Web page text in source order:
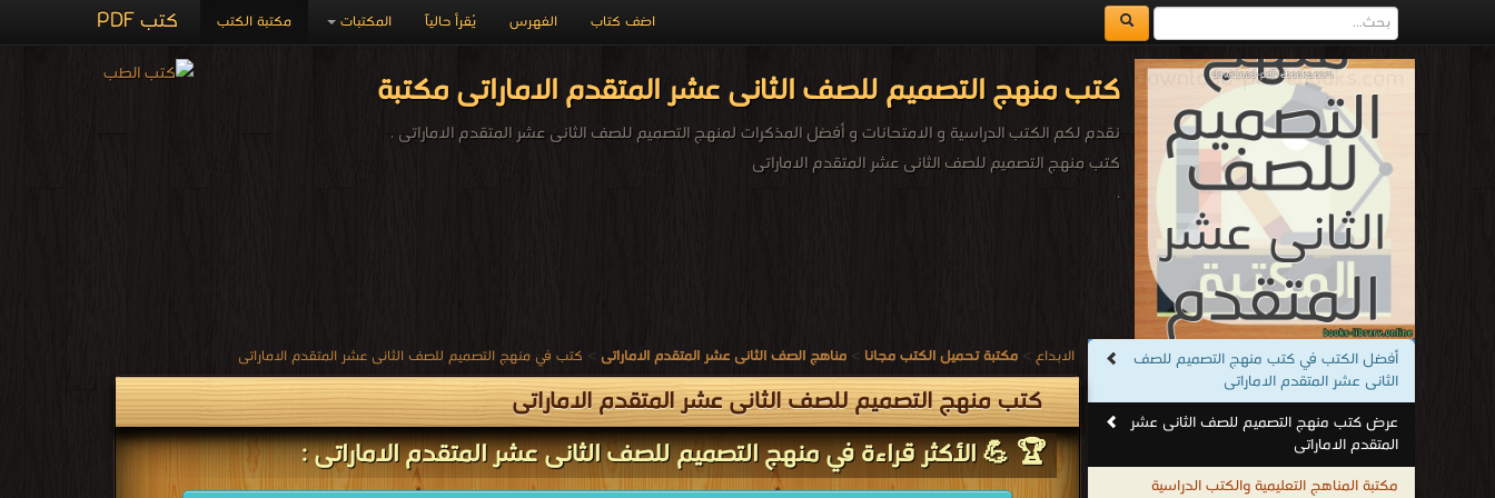
كتب PDF مكتبة الكتب المكتبات يُقرأ حالياً الفهرس اضف كتاب
كتب منهج التصميم للصف الثانى عشر المتقدم الاماراتى مكتبة
نقدم لكم الكتب الدراسية و الامتحانات و أفضل المذكرات لمنهج التصميم للصف الثانى عشر المتقدم الاماراتى .
كتب منهج التصميم للصف الثانى عشر المتقدم الاماراتى
.
أفضل الكتب في كتب منهج التصميم للصف
الثانى عشر المتقدم الاماراتى
عرض كتب منهج التصميم للصف الثانى عشر
المتقدم الاماراتى
مكتبة المناهج التعليمية والكتب الدراسية
الابداع > مكتبة تحميل الكتب مجانا > مناهج الصف الثانى عشر المتقدم الاماراتى > كتب في منهج التصميم للصف الثانى عشر المتقدم الاماراتى
كتب منهج التصميم للصف الثانى عشر المتقدم الاماراتى
🏆 💪 الأكثر قراءة في منهج التصميم للصف الثانى عشر المتقدم الاماراتى :